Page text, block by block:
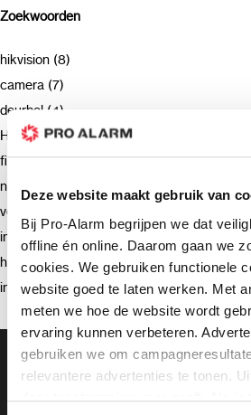
Deze website maakt gebruik van
Bij Pro-Alarm begrijpen we dat
offline én online. Daarom gaan we
cookies. We gebruiken functionele
website goed te laten werken. Met
meten we hoe de website wordt
ervaring kunnen verbeteren.
gebruiken we om
relevantere advertenties te tonen.
daar toestemming voor geeft. Als je
Zoekwoorden
hikvision (8)
camera (7)
deurbel (4)
Hikvision (3)
firmware (3)
netwerkrecorder (2)
verzending (2)
intercom (2)
hik-connect (2)
installatie (2)
Gratis bezorging vanaf €99,-
Gratis retourneren binnen 90 dagen*